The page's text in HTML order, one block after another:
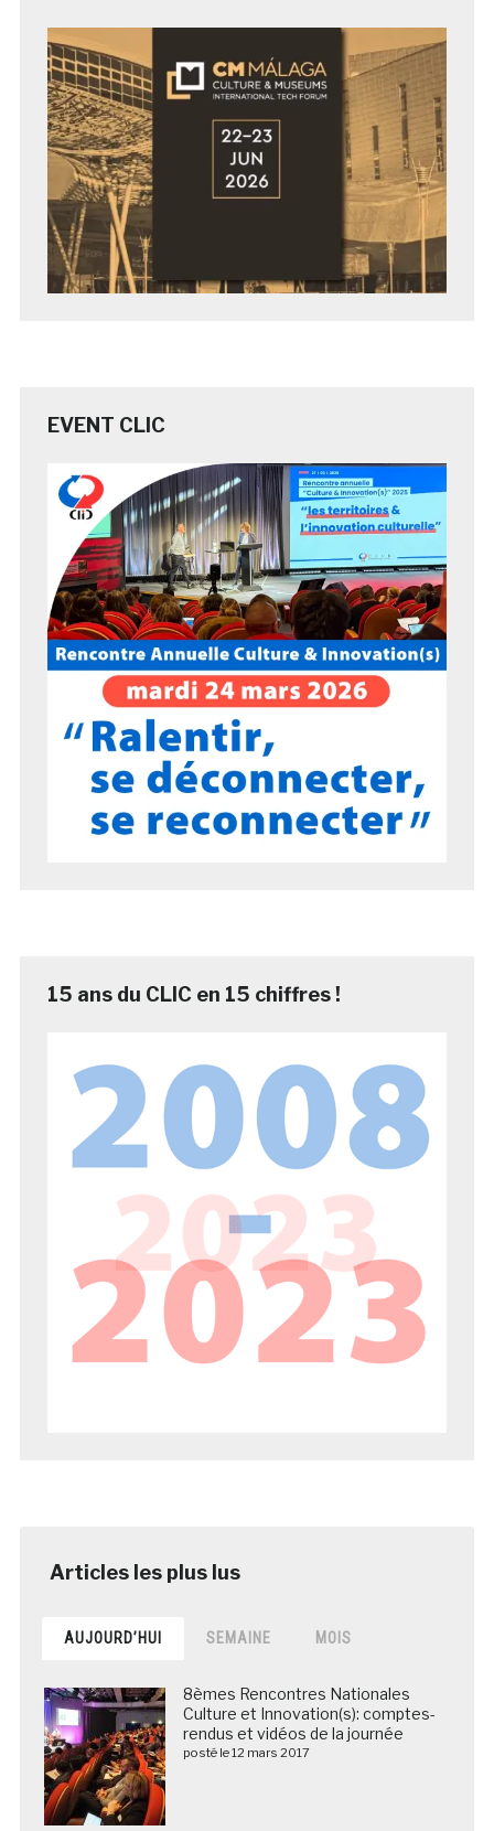
EVENT CLIC
15 ans du CLIC en 15 chiffres !
AUJOURD’HUI SEMAINE MOIS
8èmes Rencontres Nationales
Culture et Innovation(s): comptes-
rendus et vidéos de la journée
posté le 12 mars 2017